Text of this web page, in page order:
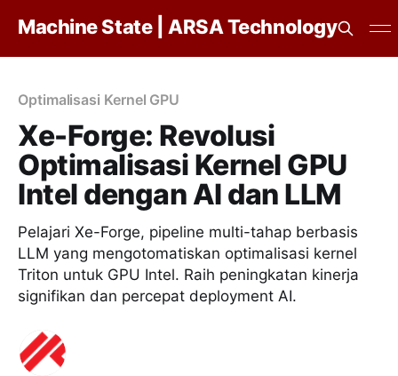
Machine State | ARSA Technology
Optimalisasi Kernel GPU
Xe-Forge: Revolusi
Optimalisasi Kernel GPU
Intel dengan AI dan LLM
Pelajari Xe-Forge, pipeline multi-tahap berbasis
LLM yang mengotomatiskan optimalisasi kernel
Triton untuk GPU Intel. Raih peningkatan kinerja
signifikan dan percepat deployment AI.